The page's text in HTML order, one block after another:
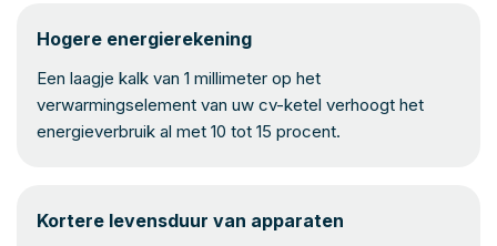
Hogere energierekening
Een laagje kalk van 1 millimeter op het
verwarmingselement van uw cv-ketel verhoogt het
energieverbruik al met 10 tot 15 procent.
Kortere levensduur van apparaten